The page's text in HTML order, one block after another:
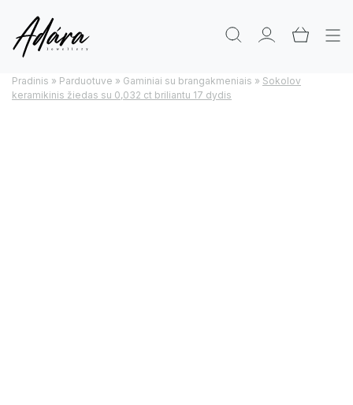
Pradinis » Parduotuve » Gaminiai su brangakmeniais » Sokolov
keramikinis žiedas su 0,032 ct briliantu 17 dydis